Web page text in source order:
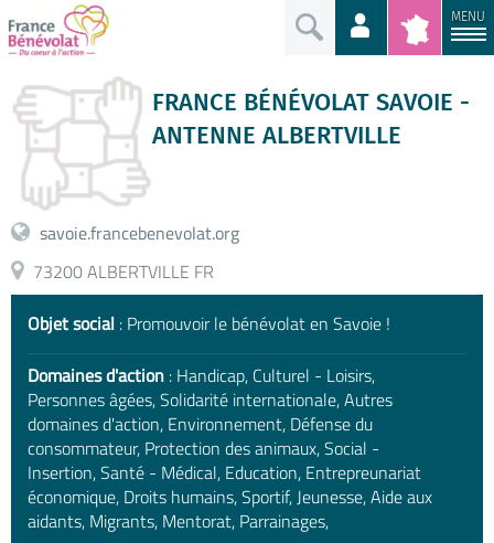
MENU
FRANCE BÉNÉVOLAT SAVOIE -
ANTENNE ALBERTVILLE
savoie.francebenevolat.org
73200 ALBERTVILLE FR
Objet social : Promouvoir le bénévolat en Savoie !
Domaines d'action : Handicap, Culturel - Loisirs,
Personnes âgées, Solidarité internationale, Autres
domaines d'action, Environnement, Défense du
consommateur, Protection des animaux, Social -
Insertion, Santé - Médical, Education, Entrepreunariat
économique, Droits humains, Sportif, Jeunesse, Aide aux
aidants, Migrants, Mentorat, Parrainages,